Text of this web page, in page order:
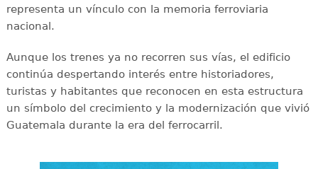
representa un vínculo con la memoria ferroviaria
nacional.
Aunque los trenes ya no recorren sus vías, el edificio
continúa despertando interés entre historiadores,
turistas y habitantes que reconocen en esta estructura
un símbolo del crecimiento y la modernización que vivió
Guatemala durante la era del ferrocarril.